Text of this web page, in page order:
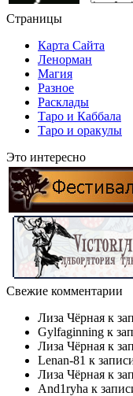
Страницы
Карта Сайта
Ленорман
Магия
Разное
Расклады
Таро и Каббала
Таро и оракулы
Это интересно
Свежие комментарии
Лиза Чёрная к
Gylfaginning к
Лиза Чёрная к
Lenan-81 к
Лиза Чёрная к
And1ryha к